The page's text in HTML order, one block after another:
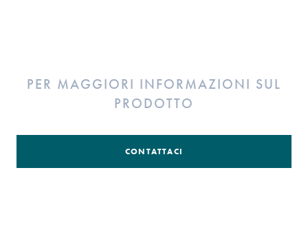
PER MAGGIORI INFORMAZIONI SUL
PRODOTTO
CONTATTACI